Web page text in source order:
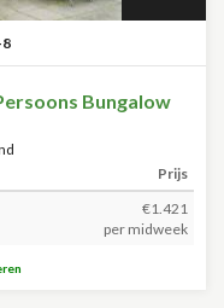
Bungalow
Prijs
€1.421
per midweek